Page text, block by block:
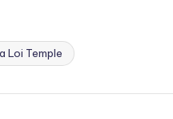
Loi Temple